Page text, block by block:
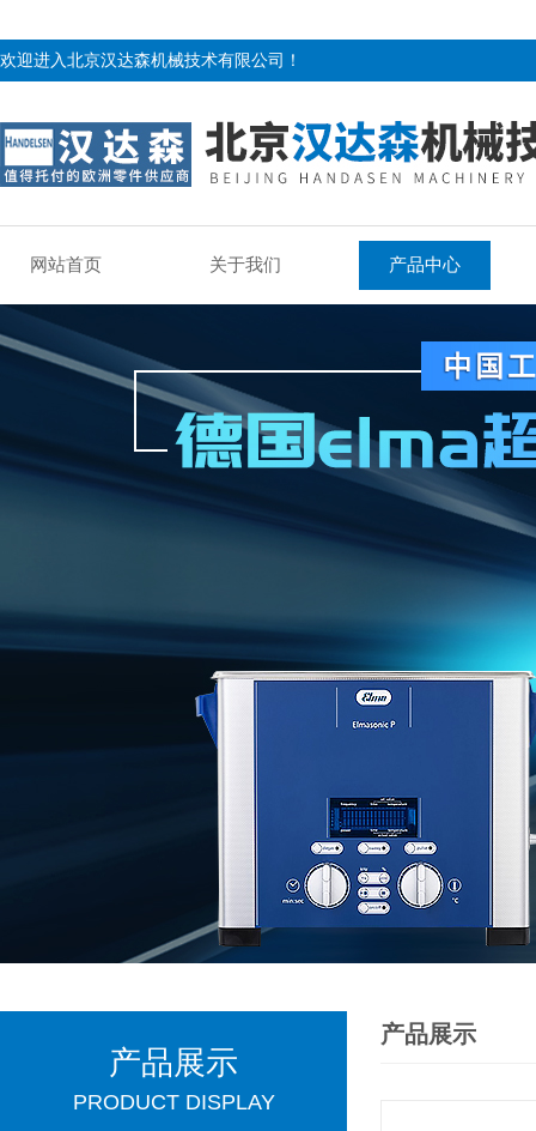
欢迎进入北京汉达森机械技术有限公司！
网站首页 关于我们 产品中心
产品展示
PRODUCT DISPLAY
产品展示